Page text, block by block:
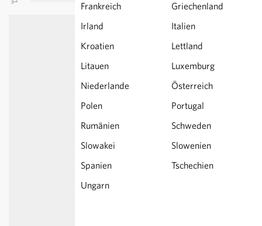
Frankreich
Griechenland
Irland
Italien
Kroatien
Lettland
Litauen
Luxemburg
Niederlande
Österreich
Polen
Portugal
Rumänien
Schweden
Slowakei
Slowenien
Spanien
Tschechien
Ungarn